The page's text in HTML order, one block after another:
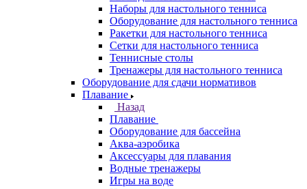
Наборы для настольного тенниса
Оборудование для настольного тенниса
Ракетки для настольного тенниса
Сетки для настольного тенниса
Теннисные столы
Тренажеры для настольного тенниса
Оборудование для сдачи нормативов
Плавание
Назад
Плавание
Оборудование для бассейна
Аква-аэробика
Аксессуары для плавания
Водные тренажеры
Игры на воде